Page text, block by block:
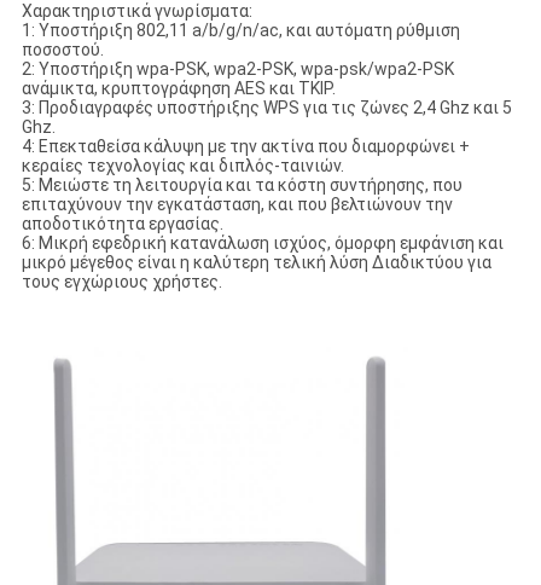
Χαρακτηριστικά γνωρίσματα:
1: Υποστήριξη 802,11 a/b/g/n/ac, και αυτόματη ρύθμιση
ποσοστού.
2: Υποστήριξη wpa-PSK, wpa2-PSK, wpa-psk/wpa2-PSK
ανάμικτα, κρυπτογράφηση AES και TKIP.
3: Προδιαγραφές υποστήριξης WPS για τις ζώνες 2,4 Ghz και 5
Ghz.
4: Επεκταθείσα κάλυψη με την ακτίνα που διαμορφώνει +
κεραίες τεχνολογίας και διπλός-ταινιών.
5: Μειώστε τη λειτουργία και τα κόστη συντήρησης, που
επιταχύνουν την εγκατάσταση, και που βελτιώνουν την
αποδοτικότητα εργασίας.
6: Μικρή εφεδρική κατανάλωση ισχύος, όμορφη εμφάνιση και
μικρό μέγεθος είναι η καλύτερη τελική λύση Διαδικτύου για
τους εγχώριους χρήστες.